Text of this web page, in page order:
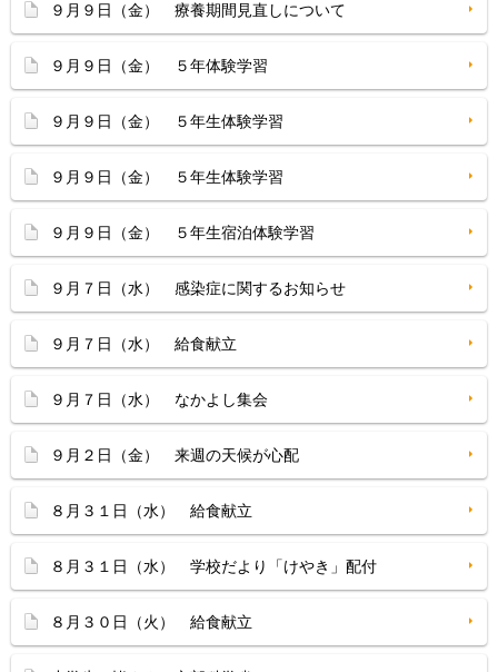
９月９日（金） 療養期間見直しについて
９月９日（金） ５年体験学習
９月９日（金） ５年生体験学習
９月９日（金） ５年生体験学習
９月９日（金） ５年生宿泊体験学習
９月７日（水） 感染症に関するお知らせ
９月７日（水） 給食献立
９月７日（水） なかよし集会
９月２日（金） 来週の天候が心配
８月３１日（水） 給食献立
８月３１日（水） 学校だより「けやき」配付
８月３０日（火） 給食献立